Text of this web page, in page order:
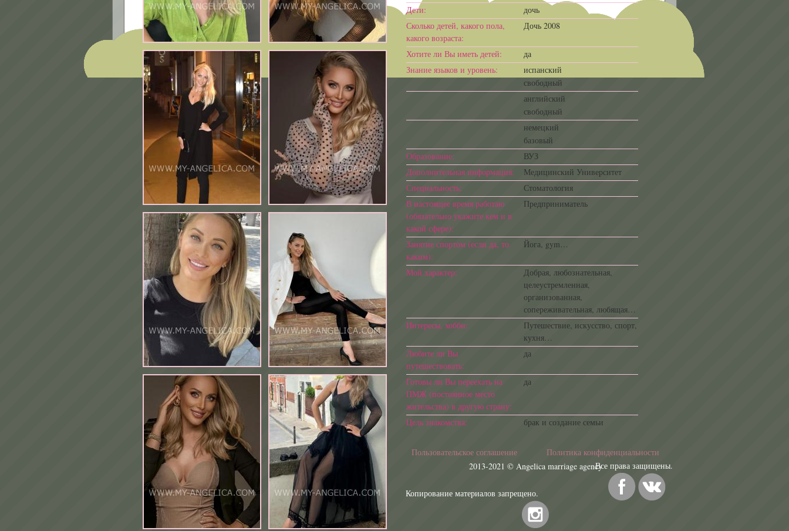
Дети:
дочь
Сколько детей, какого пола,
какого возраста:
Дочь 2008
Хотите ли Вы иметь детей:
да
Знание языков и уровень:
испанский
свободный
английский
свободный
немецкий
базовый
Образование:
ВУЗ
Дополнительная информация:
Медицинский Университет
Специальность:
Стоматология
В настоящее время работаю
(обязательно укажите кем и в
какой сфере):
Предприниматель
Занятие спортом (если да, то
каким):
Йога, gym…
Мой характер:
Добрая, любознательная,
целеустремленная,
организованная,
сопереживательная, любящая…
Интересы, хобби:
Путешествие, искусство, спорт,
кухня…
Любите ли Вы
путешествовать:
да
Готовы ли Вы переехать на
ПМЖ (постоянное место
жительства) в другую страну:
да
Цель знакомства: брак и создание семьи
Пользовательское соглашение
Политика конфиденциальности
2013-2021 © Angelica marriage agency
Все права защищены.
Копирование материалов запрещено.